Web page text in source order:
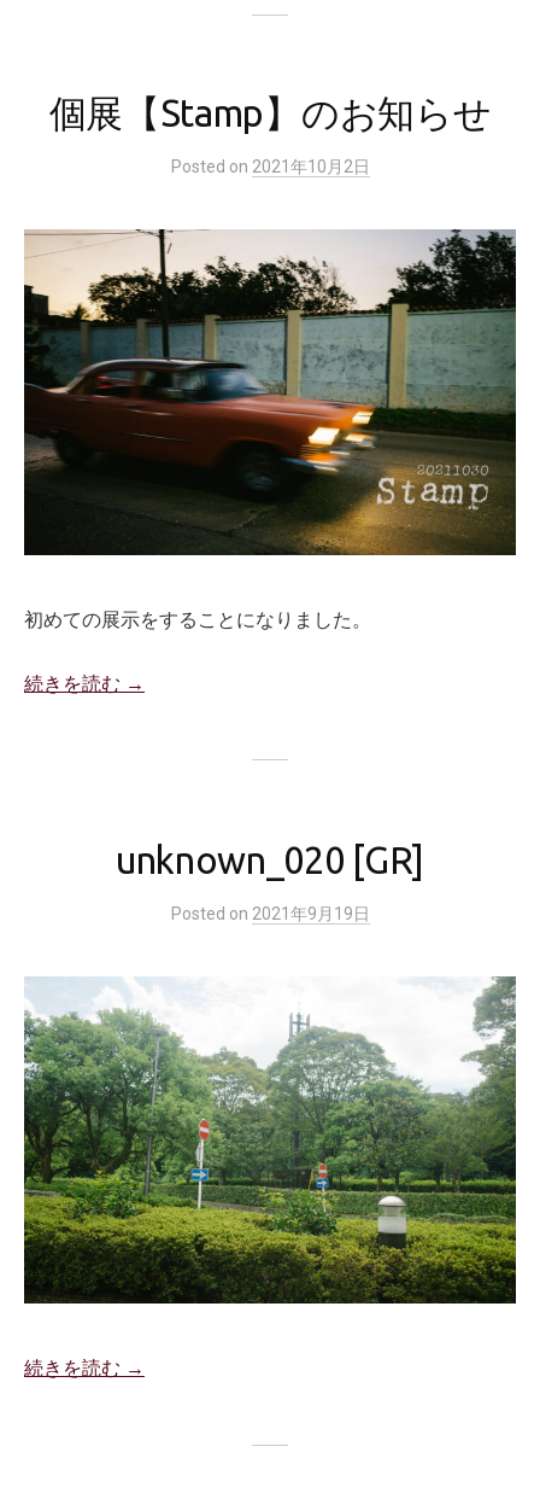
個展【Stamp】のお知らせ
Posted on 2021年10月2日
初めての展示をすることになりました。
続きを読む →
unknown_020 [GR]
Posted on 2021年9月19日
続きを読む →